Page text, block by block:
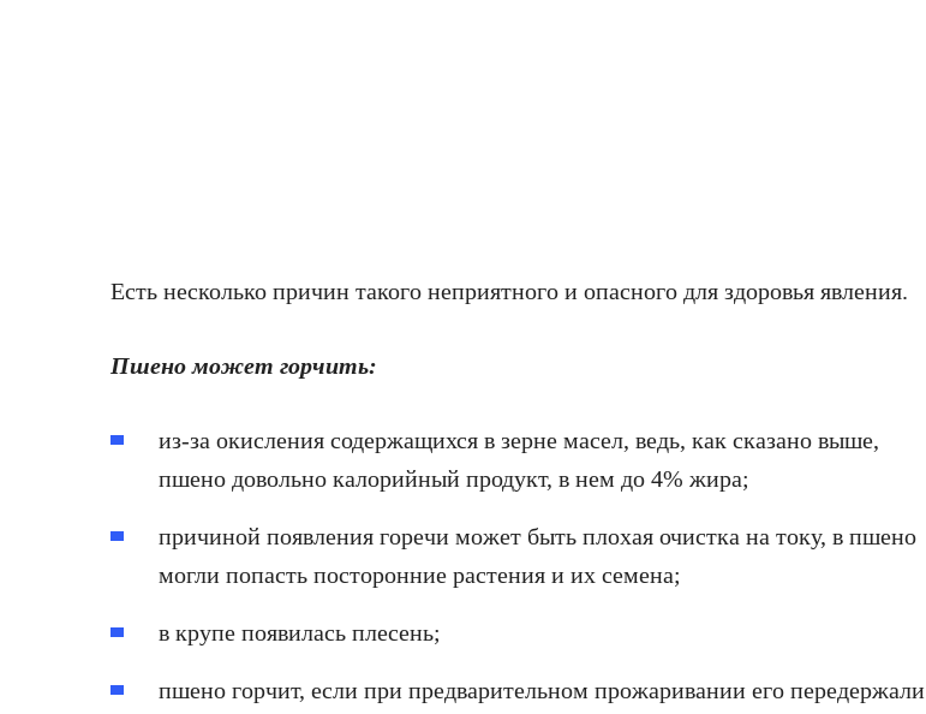
Есть несколько причин такого неприятного и опасного для здоровья явления.
Пшено может горчить:
из-за окисления содержащихся в зерне масел, ведь, как сказано выше,
пшено довольно калорийный продукт, в нем до 4% жира;
причиной появления горечи может быть плохая очистка на току, в пшено
могли попасть посторонние растения и их семена;
в крупе появилась плесень;
пшено горчит, если при предварительном прожаривании его передержали